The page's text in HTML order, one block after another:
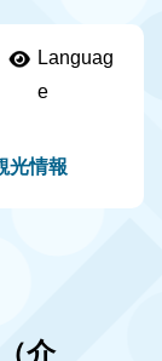
Languag
e
光情報
介